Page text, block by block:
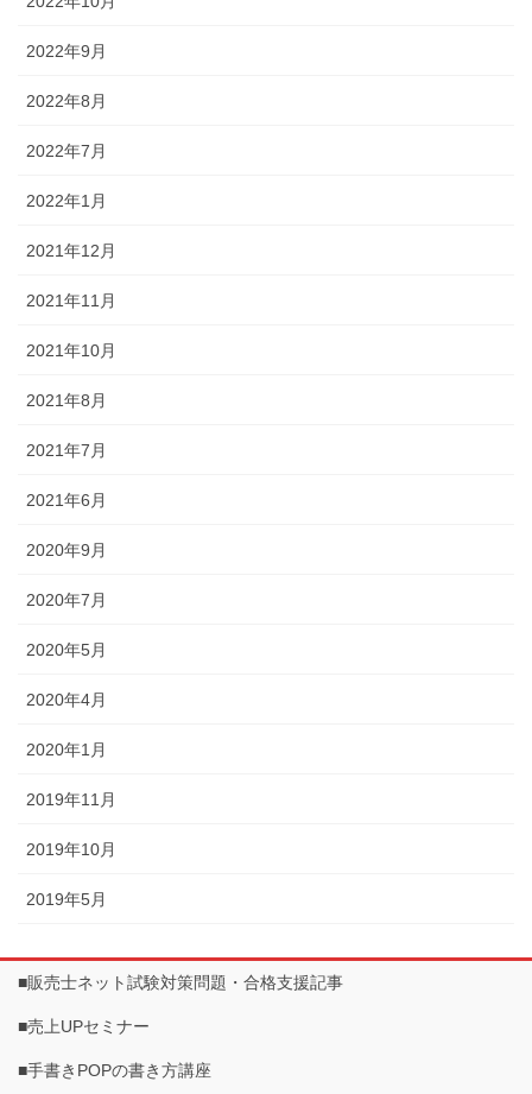
2022年9月
2022年8月
2022年7月
2022年1月
2021年12月
2021年11月
2021年10月
2021年8月
2021年7月
2021年6月
2020年9月
2020年7月
2020年5月
2020年4月
2020年1月
2019年11月
2019年10月
2019年5月
■販売士ネット試験対策問題・合格支援記事
■売上UPセミナー
■手書きPOPの書き方講座